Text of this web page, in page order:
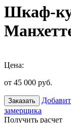
Шкаф-
Цена:
от 45 000 руб.
Заказать
замерщика
Получить расчет